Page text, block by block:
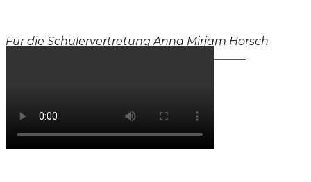
Für die Schülervertretung Anna Mirjam Horsch